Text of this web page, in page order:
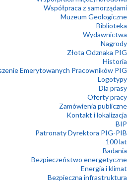
Współpraca z samorządami
Muzeum Geologiczne
Biblioteka
Wydawnictwa
Nagrody
Złota Odznaka PIG
Historia
Emerytowanych Pracowników PIG
Logotypy
Dla prasy
Oferty pracy
Zamówienia publiczne
Kontakt i lokalizacja
BIP
Patronaty Dyrektora PIG-PIB
100 lat
Badania
Bezpieczeństwo energetyczne
Energia i klimat
Bezpieczna infrastruktura